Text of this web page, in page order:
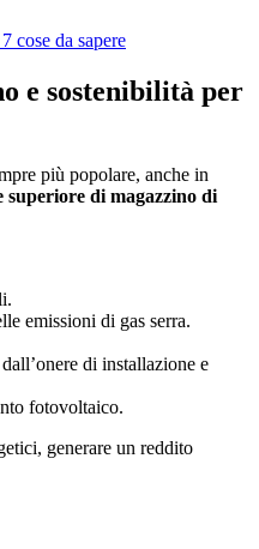
cose da sapere
e sostenibilità per
più popolare, anche in
superiore di magazzino di
emissioni di gas serra.
di installazione e
fotovoltaico.
generare un reddito